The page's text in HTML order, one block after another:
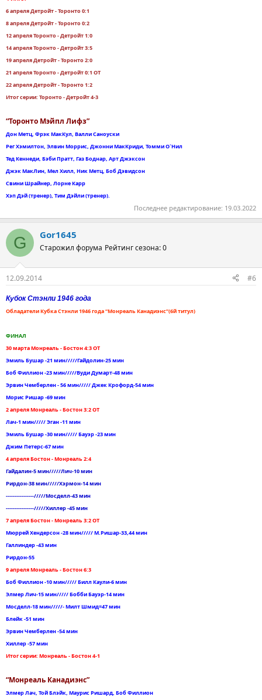
6 апреля Детройт - Торонто 0:1
8 апреля Детройт - Торонто 0:2
12 апреля Торонто - Детройт 1:0
14 апреля Торонто - Детройт 3:5
19 апреля Детройт - Торонто 2:0
21 апреля Торонто - Детройт 0:1 ОТ
22 апреля Детройт - Торонто 1:2
Итог серии: Торонто - Детройт 4-3
“Торонто Мэйпл Лифз”
Дон Метц, Фрэк МакКул, Валли Саноуски
Рег Хэмилтон, Элвин Моррис, Джонни МакКриди, Томми О`Нил
Тед Кеннеди, Бэби Пратт, Газ Боднар, Арт Джэксон
Джэк МакЛин, Мел Хилл, Ник Метц, Боб Дэвидсон
Свини Шрайнер, Лорне Карр
Хэп Дэй (тренер), Тим Дэйли (тренер).
Последнее редактирование: 19.03.2022
G Gor1645
Старожил форума Рейтинг сезона: 0
12.09.2014 #6
Кубок Стэнли 1946 года
Обладатели Кубка Стэнли 1946 года “Монреаль Канадиэнс”(6й титул)
ФИНАЛ
30 марта Монреаль - Бостон 4:3 ОТ
Эмиль Бушар -21 мин/////Гайдолин-25 мин
Боб Филлион -23 мин/////Вуди Думарт-48 мин
Эрвин Чемберлен - 56 мин///// Джек Крофорд-54 мин
Морис Ришар -69 мин
2 апреля Монреаль - Бостон 3:2 ОТ
Лач-1 мин///// Эган -11 мин
Эмиль Бушар -30 мин///// Бауэр -23 мин
Джим Петерс-67 мин
4 апреля Бостон - Монреаль 2:4
Гайдалин-5 мин/////Лич-10 мин
Рирдон-38 мин/////Хэрмон-14 мин
----------------/////Мосделл-43 мин
----------------/////Хиллер -45 мин
7 апреля Бостон - Монреаль 3:2 ОТ
Мюррей Хендерсон -28 мин///// М.Ришар-33,44 мин
Галлиндер -43 мин
Рирдон-55
9 апреля Монреаль - Бостон 6:3
Боб Филлион -10 мин///// Билл Каули-6 мин
Элмер Лич-15 мин///// Бобби Бауэр-14 мин
Мосделл-18 мин/////- Милт Шмид=47 мин
Блейк -51 мин
Эрвин Чемберлен -54 мин
Хиллер -57 мин
Итог серии: Монреаль - Бостон 4-1
“Монреаль Канадиэнс”
Элмер Лач, Той Блэйк, Маурис Ришард, Боб Филлион